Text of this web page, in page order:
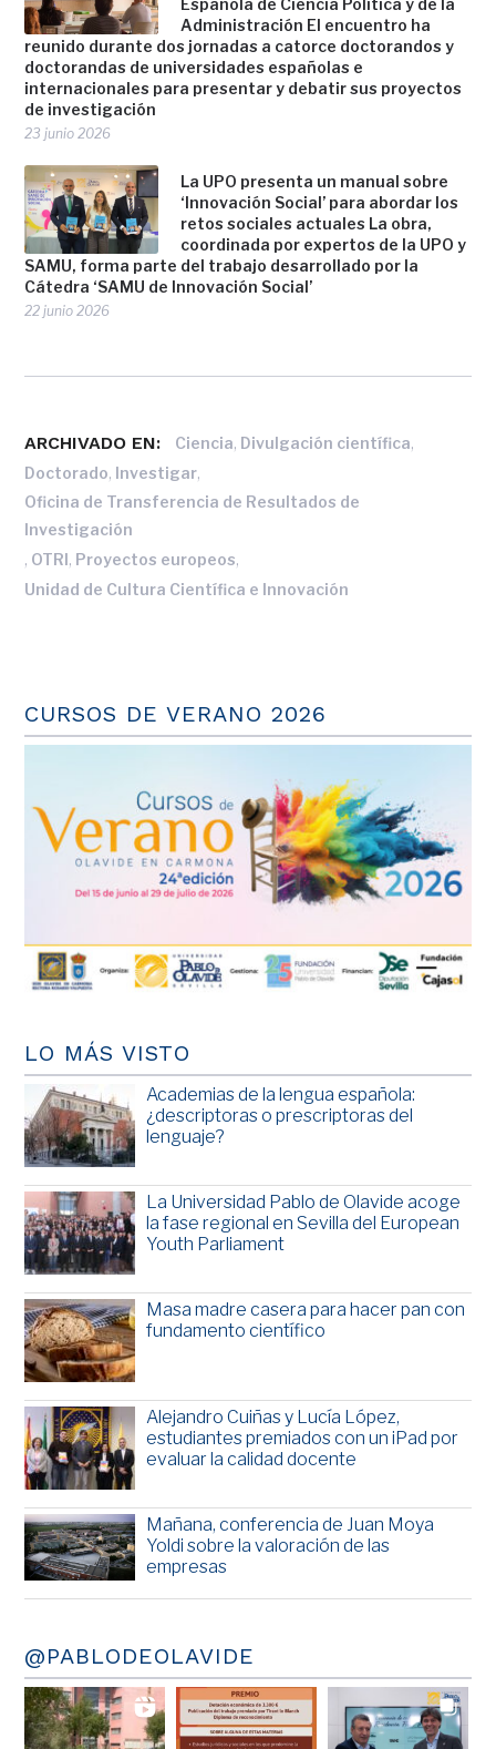
Española de Ciencia Política y de la
Administración El encuentro ha
reunido durante dos jornadas a catorce doctorandos y
doctorandas de universidades españolas e
internacionales para presentar y debatir sus proyectos
de investigación
23 junio 2026
La UPO presenta un manual sobre
‘Innovación Social’ para abordar los
retos sociales actuales La obra,
coordinada por expertos de la UPO y
SAMU, forma parte del trabajo desarrollado por la
Cátedra ‘SAMU de Innovación Social’
22 junio 2026
ARCHIVADO EN: Ciencia, Divulgación científica,
Doctorado, Investigar,
Oficina de Transferencia de Resultados de
Investigación
, OTRI , Proyectos europeos,
Unidad de Cultura Científica e Innovación
CURSOS DE VERANO 2026
LO MÁS VISTO
Academias de la lengua española:
¿descriptoras o prescriptoras del
lenguaje?
La Universidad Pablo de Olavide acoge
la fase regional en Sevilla del European
Youth Parliament
Masa madre casera para hacer pan con
fundamento científico
Alejandro Cuiñas y Lucía López,
estudiantes premiados con un iPad por
evaluar la calidad docente
Mañana, conferencia de Juan Moya
Yoldi sobre la valoración de las
empresas
@PABLODEOLAVIDE